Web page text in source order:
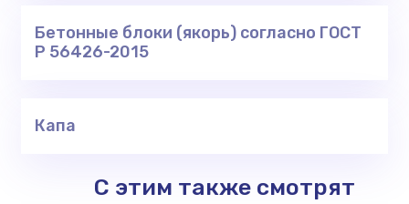
Бетонные блоки (якорь) согласно ГОСТ
Р 56426-2015
Капа
С этим также смотрят